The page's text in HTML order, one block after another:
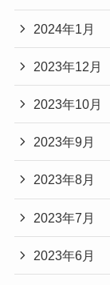
2024年1月
2023年12月
2023年10月
2023年9月
2023年8月
2023年7月
2023年6月